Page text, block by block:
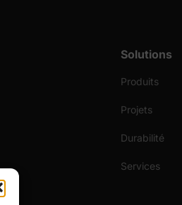
Solutions
Produits
Projets
Durabilité
Services